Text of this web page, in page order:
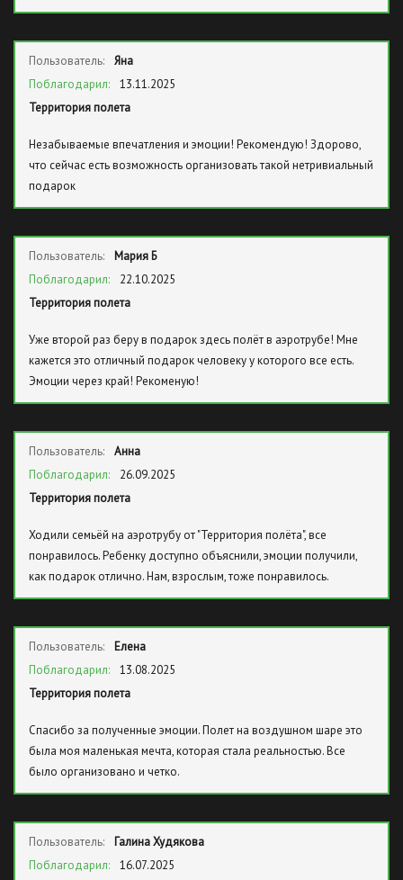
Пользователь:
Яна
Поблагодарил:
13.11.2025
Территория полета
Незабываемые впечатления и эмоции! Рекомендую! Здорово,
что сейчас есть возможность организовать такой нетривиальный
подарок
Пользователь:
Мария Б
Поблагодарил:
22.10.2025
Территория полета
Уже второй раз беру в подарок здесь полёт в аэротрубе! Мне
кажется это отличный подарок человеку у которого все есть.
Эмоции через край! Рекоменую!
Пользователь:
Анна
Поблагодарил:
26.09.2025
Территория полета
Ходили семьёй на аэротрубу от "Территория полёта", все
понравилось. Ребенку доступно объяснили, эмоции получили,
как подарок отлично. Нам, взрослым, тоже понравилось.
Пользователь:
Елена
Поблагодарил:
13.08.2025
Территория полета
Спасибо за полученные эмоции. Полет на воздушном шаре это
была моя маленькая мечта, которая стала реальностью. Все
было организовано и четко.
Пользователь:
Галина Худякова
Поблагодарил:
16.07.2025